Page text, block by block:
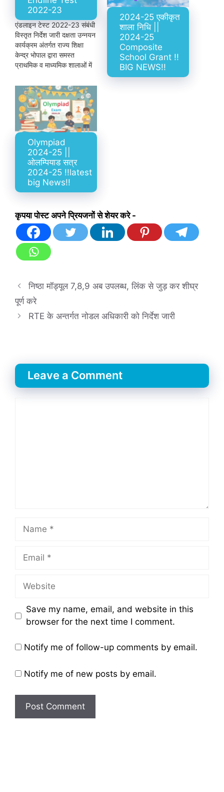
2022-23
एंडलाइन टेस्ट 2022-23 संबंधी
विस्तृत निर्देश जारी दक्षता उन्नयन
कार्यक्रम अंतर्गत राज्य शिक्षा
केन्द्र भोपाल द्वारा समस्त
प्राथमिक व माध्यमिक शालाओं में
विद्यार्थियों की हिन्दी, गणित एवं
अंग्रेजी की मूलभूत दक्षताओं की
स्थिति पता करने के उद्देश्य से जून
माह में बेसलाइन टेस्ट…
2024-25 एकीकृत
शाला निधि ||
2024-25
Composite
School Grant !!
BIG NEWS!!
Olympiad
2024-25 ||
ओलम्पियाड सत्र
2024-25 !!latest
big News!!
कृपया पोस्ट अपने प्रियजनों से शेयर करे -
निष्ठा मॉड्यूल 7,8,9 अब उपलब्ध, लिंक से जुड़ कर शीघ्र
पूर्ण करे
RTE के अन्‍तर्गत नोडल अधिकारी को निर्देश जारी
Leave a Comment
Name
Email
Website
Save my name, email, and website in this
browser for the next time I comment.
Notify me of follow-up comments by email.
Notify me of new posts by email.